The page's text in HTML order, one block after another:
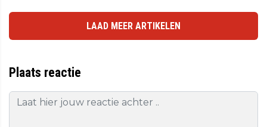
LAAD MEER ARTIKELEN
Plaats reactie